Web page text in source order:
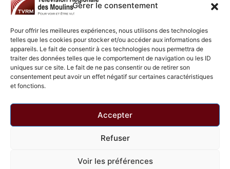
Gérer le consentement
Pour offrir les meilleures expériences, nous utilisons des technologies
telles que les cookies pour stocker et/ou accéder aux informations des
appareils. Le fait de consentir à ces technologies nous permettra de
traiter des données telles que le comportement de navigation ou les ID
uniques sur ce site. Le fait de ne pas consentir ou de retirer son
consentement peut avoir un effet négatif sur certaines caractéristiques
et fonctions.
Accepter
Refuser
Voir les préférences
© 2026 - Télévision Régionale des Moulins. Tous droits réservés.